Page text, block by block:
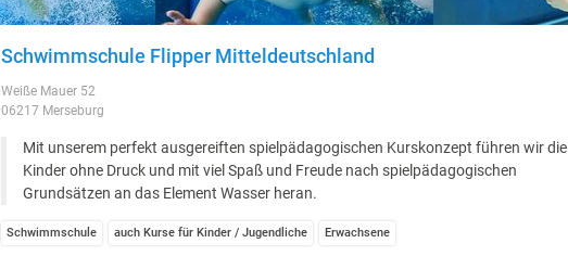
Schwimmschule Flipper Mitteldeutschland
Weiße Mauer 52
06217 Merseburg
Mit unserem perfekt ausgereiften spielpädagogischen Kurskonzept führen wir die
Kinder ohne Druck und mit viel Spaß und Freude nach spielpädagogischen
Grundsätzen an das Element Wasser heran.
Schwimmschule auch Kurse für Kinder / Jugendliche Erwachsene